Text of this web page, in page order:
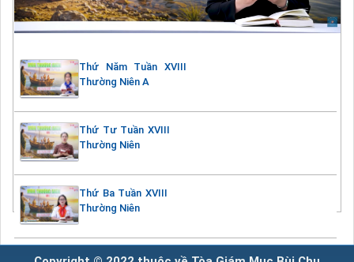
Thứ Năm Tuần XVIII
Thường Niên A
Thứ Tư Tuần XVIII
Thường Niên
Thứ Ba Tuần XVIII
Thường Niên